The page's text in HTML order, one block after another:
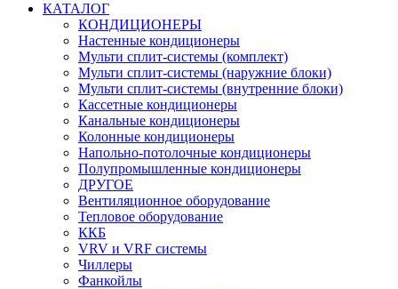
КАТАЛОГ
КОНДИЦИОНЕРЫ
Настенные кондиционеры
Мульти сплит-системы (комплект)
Мульти сплит-системы (наружние блоки)
Мульти сплит-системы (внутренние блоки)
Кассетные кондиционеры
Канальные кондиционеры
Колонные кондиционеры
Напольно-потолочные кондиционеры
Полупромышленные кондиционеры
ДРУГОЕ
Вентиляционное оборудование
Тепловое оборудование
ККБ
VRV и VRF системы
Чиллеры
Фанкойлы